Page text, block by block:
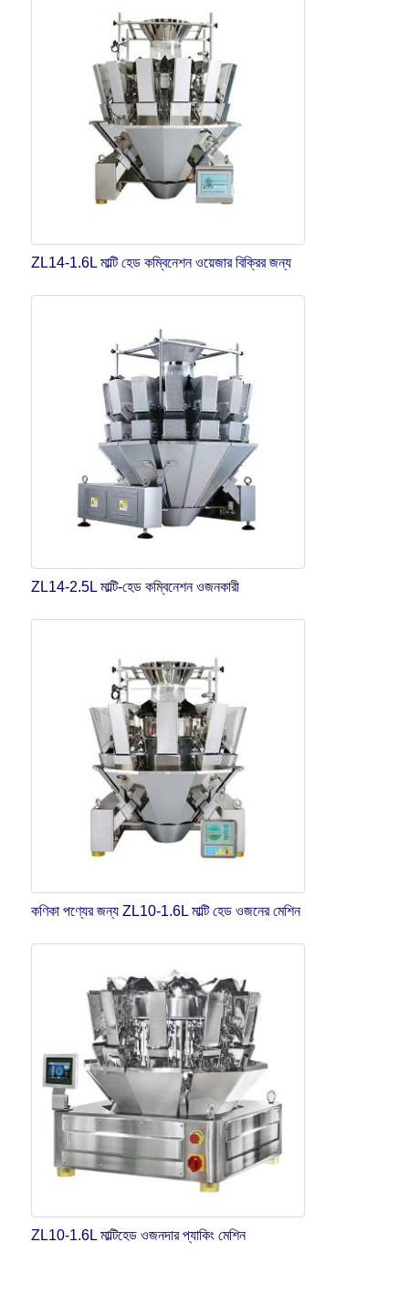
ZL14-1.6L মাল্টি হেড কম্বিনেশন ওয়েজার বিক্রির জন্য
ZL14-2.5L মাল্টি-হেড কম্বিনেশন ওজনকারী
কণিকা পণ্যের জন্য ZL10-1.6L মাল্টি হেড ওজনের মেশিন
ZL10-1.6L মাল্টিহেড ওজনদার প্যাকিং মেশিন